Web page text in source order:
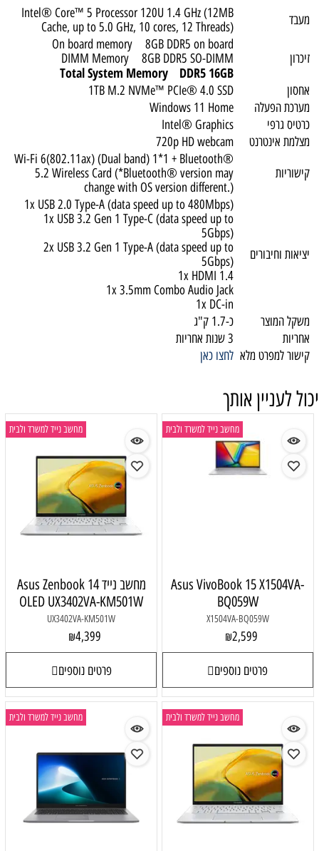
מעבד
Intel® Core™ 5 Processor 120U 1.4 GHz (12MB
Cache, up to 5.0 GHz, 10 cores, 12 Threads)
זיכרון
On board memory 8GB DDR5 on board
DIMM Memory 8GB DDR5 SO-DIMM
Total System Memory DDR5 16GB
אחסון
1TB M.2 NVMe™ PCIe® 4.0 SSD
מערכת הפעלה
Windows 11 Home
כרטיס גרפי
Intel® Graphics
מצלמת אינטרנט
720p HD webcam
קישוריות
Wi-Fi 6(802.11ax) (Dual band) 1*1 + Bluetooth®
5.2 Wireless Card (*Bluetooth® version may
change with OS version different.)
יציאות וחיבורים
1x USB 2.0 Type-A (data speed up to 480Mbps)
1x USB 3.2 Gen 1 Type-C (data speed up to
5Gbps)
2x USB 3.2 Gen 1 Type-A (data speed up to
5Gbps)
1x HDMI 1.4
1x 3.5mm Combo Audio Jack
1x DC-in
משקל המוצר
כ-1.7 ק"ג
אחריות
3 שנות אחריות
קישור למפרט מלא לחצו כאן
יכול לעניין אותך
מחשב נייד למשרד ולבית
Asus VivoBook 15 X1504VA-
BQ059W
X1504VA-BQ059W
₪2,599
פרטים נוספים
מחשב נייד למשרד ולבית
מחשב נייד Asus Zenbook 14
OLED UX3402VA-KM501W
UX3402VA-KM501W
₪4,399
פרטים נוספים
מחשב נייד למשרד ולבית מחשב נייד למשרד ולבית